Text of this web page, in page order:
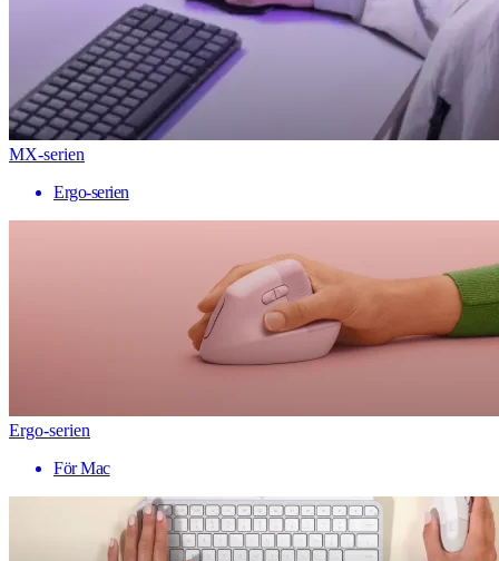
MX-serien
Ergo-serien
Ergo-serien
För Mac